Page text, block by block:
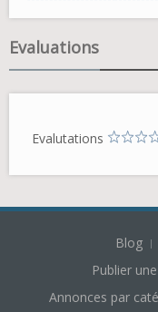
Evaluations
Evalutations
Blog
Publier
Annonces par